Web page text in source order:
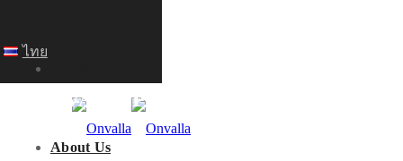
About Us
ไทย
PRIVACY POLICY